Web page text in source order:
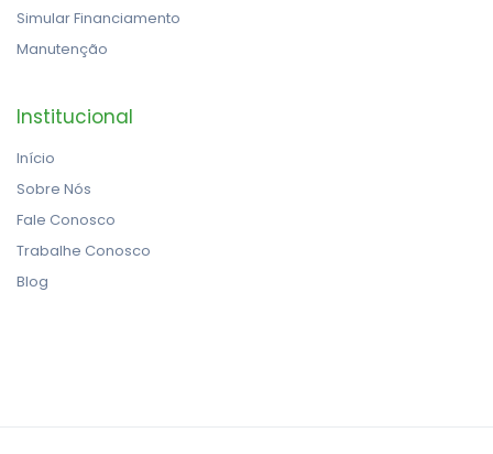
Simular Financiamento
Manutenção
Institucional
Início
Sobre Nós
Fale Conosco
Trabalhe Conosco
Blog